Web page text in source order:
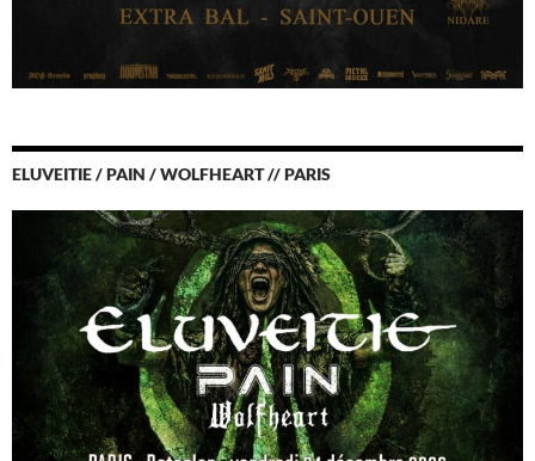
ELUVEITIE / PAIN / WOLFHEART // PARIS